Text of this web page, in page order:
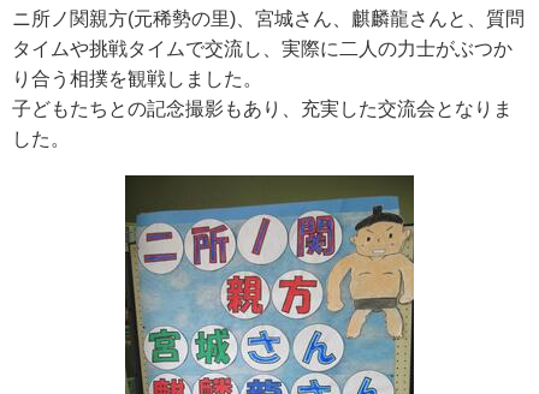
ニ所ノ関親方(元稀勢の里)、宮城さん、麒麟龍さんと、質問
タイムや挑戦タイムで交流し、実際に二人の力士がぶつか
り合う相撲を観戦しました。
子どもたちとの記念撮影もあり、充実した交流会となりま
した。